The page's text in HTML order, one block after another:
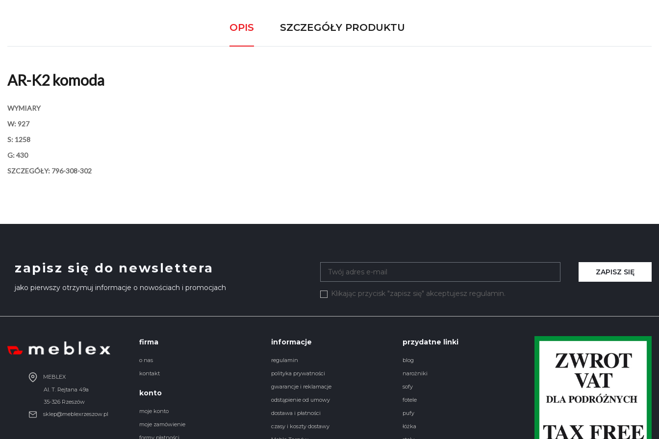
OPIS SZCZEGÓŁY PRODUKTU
AR-K2 komoda
WYMIARY
W: 927
S: 1258
G: 430
SZCZEGÓŁY: 796-308-302
zapisz się do newslettera
jako pierwszy otrzymuj informacje o nowościach i promocjach
Klikając przycisk "zapisz się" akceptujesz regulamin.
ZAPISZ SIĘ
MEBLEX
Al. T. Rejtana 49a
35-326 Rzeszów
sklep@meblexrzeszow.pl
firma
o nas
kontakt
konto
moje konto
moje zamówienie
formy płatności
informacje
regulamin
polityka prywatności
gwarancje i reklamacje
odstąpienie od umowy
dostawa i płatności
czasy i koszty dostawy
przydatne linki
blog
narożniki
sofy
fotele
pufy
łóżka